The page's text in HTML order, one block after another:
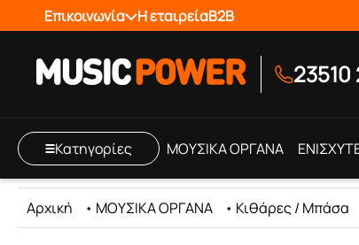
Επικοινωνία Η εταιρείαB2B
23510
Κατηγορίες ΜΟΥΣΙΚΑ ΟΡΓΑΝΑ
Αρχική • ΜΟΥΣΙΚΑ ΟΡΓΑΝΑ • Κιθάρες / Μπάσα